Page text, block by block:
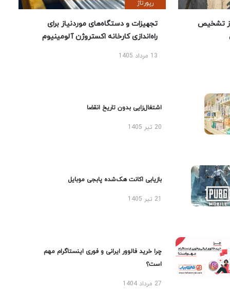
تشخیص
رپورتاژ
تجهیزات و دستگاه‌های موردنیاز برای
راه‌اندازی کارخانه اکستروژن آلومینیوم
13 مرداد 1405
اشتغال‌زایی بدون تاریخ انقضا
20 تیر 1405
بازیابی اکانت هک‌شده پابجی موبایل
چرا خرید فالوور ایرانی و فوری اینستاگرام مهم
است؟
27 مرداد 1404